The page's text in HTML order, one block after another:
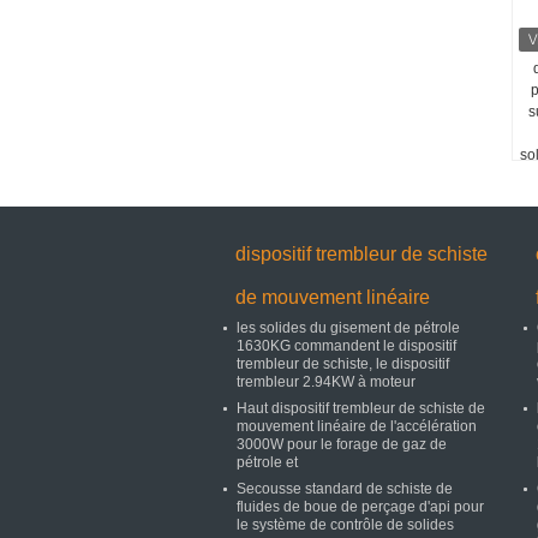
dispositif trembleur de schiste
de mouvement linéaire
les solides du gisement de pétrole
1630KG commandent le dispositif
trembleur de schiste, le dispositif
trembleur 2.94KW à moteur
Haut dispositif trembleur de schiste de
mouvement linéaire de l'accélération
3000W pour le forage de gaz de
pétrole et
Secousse standard de schiste de
fluides de boue de perçage d'api pour
le système de contrôle de solides